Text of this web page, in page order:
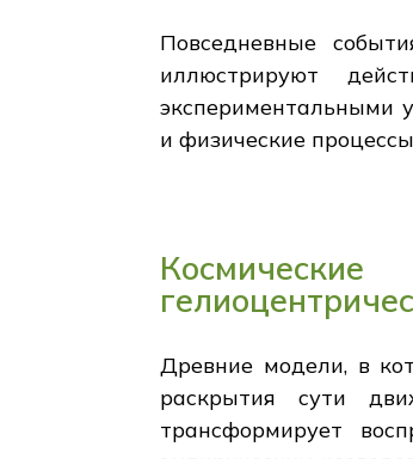
Повседневные
иллюстрируют
экспериментальными
и физические
Древние модели, в
раскрытия сути
трансформирует